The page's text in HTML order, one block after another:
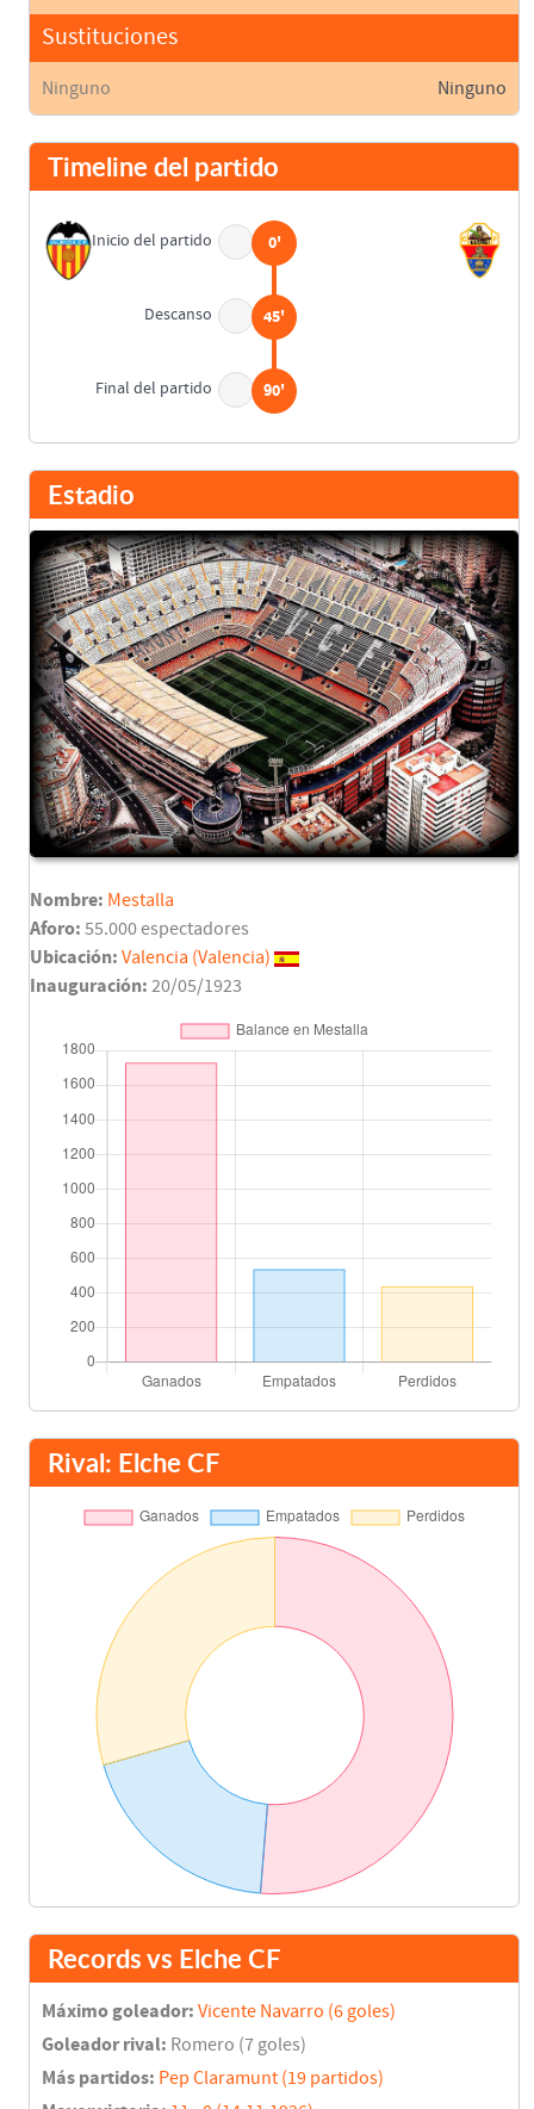
Sustituciones
Ninguno Ninguno
Timeline del partido
Inicio del partido 0'
Descanso 45'
Final del partido 90'
Estadio
Nombre: Mestalla
Aforo: 55.000 espectadores
Ubicación: Valencia (Valencia)
Inauguración: 20/05/1923
Rival: Elche CF
Records vs Elche CF
Máximo goleador: Vicente Navarro (6 goles)
Goleador rival: Romero (7 goles)
Más partidos: Pep Claramunt (19 partidos)